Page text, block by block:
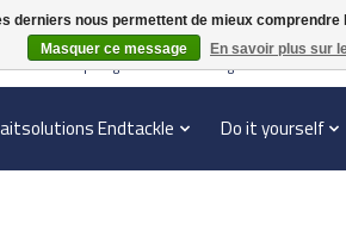
verzonden | België vanaf 70 euro gratis verzonden
Endtackle Do it yourself
derniers nous permettent de mieux
Masquer ce message
En savoir plus sur